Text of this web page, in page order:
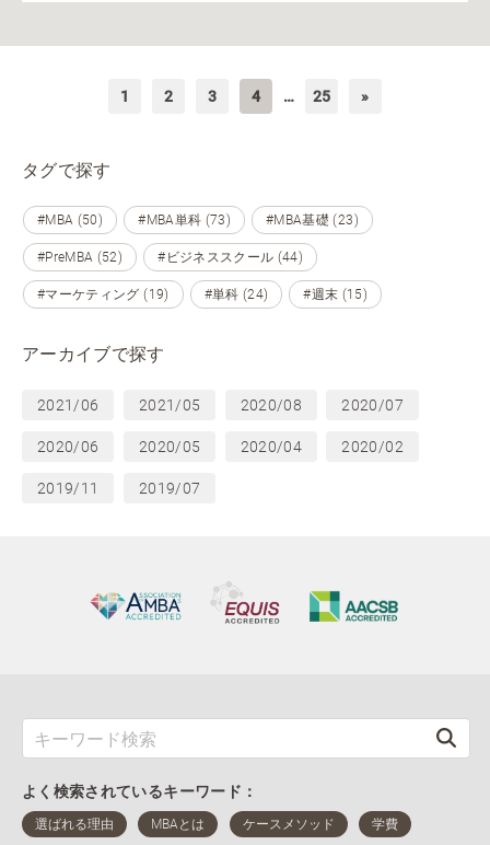
1 2 3 4 … 25 »
タグで探す
#MBA (50) #MBA単科 (73) #MBA基礎 (23)
#PreMBA (52) #ビジネススクール (44)
#マーケティング (19) #単科 (24) #週末 (15)
アーカイブで探す
2021/06 2021/05 2020/08 2020/07
2020/06 2020/05 2020/04 2020/02
2019/11 2019/07
よく検索されているキーワード：